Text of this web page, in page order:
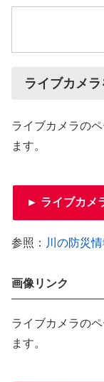
ライブカメ
ライブカメラの
ます。
► ライブカメ
参照： 川の防災
画像リンク
ライブカメラの
ます。